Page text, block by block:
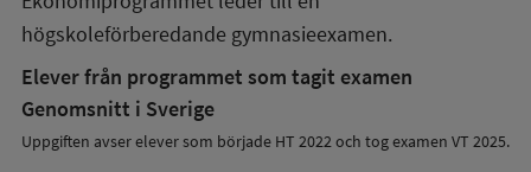
högskoleförberedande gymnasieexamen.
Elever från programmet som tagit examen
Genomsnitt i Sverige
Uppgiften avser elever som började HT 2022 och tog examen VT 2025.